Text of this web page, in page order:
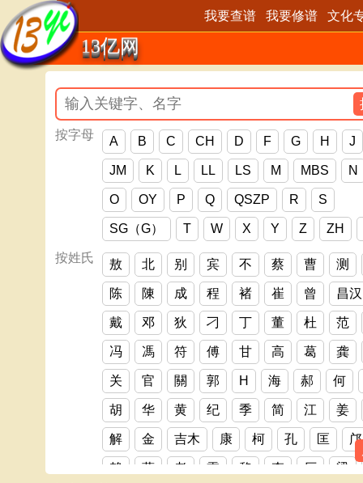
文化
我要修谱
我要查谱
13亿网
按字母 A B C CH D F G H J
JM K L LL LS M MBS N
O OY P Q QSZP R S
SG（G） T W X Y Z ZH
按姓氏 敖 北 别 宾 不 蔡 曹 测
陈 陳 成 程 褚 崔 曾 昌汉
戴 邓 狄 刁 丁 董 杜 范
冯 馮 符 傅 甘 高 葛 龚
关 官 關 郭 H 海 郝 何
胡 华 黄 纪 季 简 江 姜
解 金 吉木 康 柯 孔 匡 邝
赖 蓝 老 雷 黎 李 厉 梁